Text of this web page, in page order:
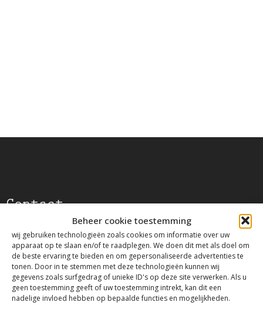
Beheer cookie toestemming
wij gebruiken technologieën zoals cookies om informatie over uw
apparaat op te slaan en/of te raadplegen. We doen dit met als doel om
de beste ervaring te bieden en om gepersonaliseerde advertenties te
tonen. Door in te stemmen met deze technologieën kunnen wij
gegevens zoals surfgedrag of unieke ID's op deze site verwerken. Als u
geen toestemming geeft of uw toestemming intrekt, kan dit een
nadelige invloed hebben op bepaalde functies en mogelijkheden.
Contact
Tanthofdreef 7 2623 EW Delft
015-2120822
info@mfacademy.nl